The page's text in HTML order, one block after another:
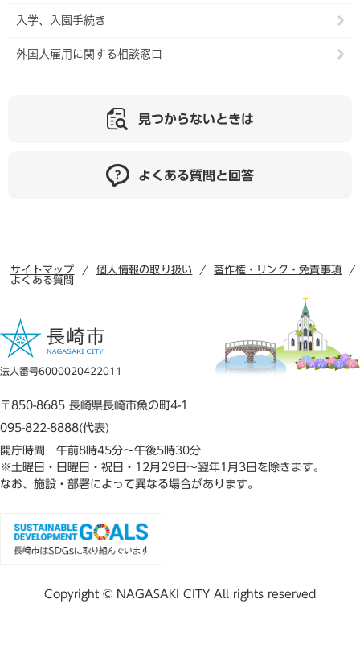
入学、入園手続き
外国人雇用に関する相談窓口
見つからないときは
よくある質問と回答
サイトマップ 個人情報の取り扱い
著作権・リンク・免責事項
よくある質問
法人番号6000020422011
〒850-8685 長崎県長崎市魚の町4-1
095-822-8888(代表)
開庁時間 午前8時45分～午後5時30分
※土曜日・日曜日・祝日・12月29日～翌年1月3日を除きます。
なお、施設・部署によって異なる場合があります。
Copyright © NAGASAKI CITY All rights reserved